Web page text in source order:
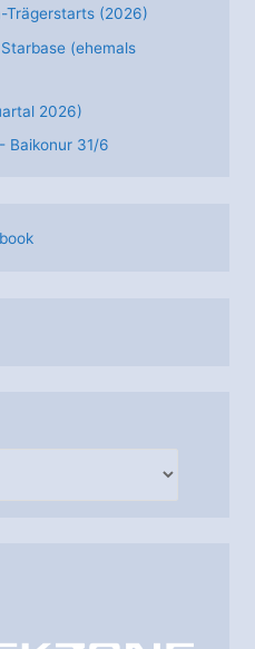
Trägerstarts (2026)
(ehemals
2026)
Baikonur 31/6